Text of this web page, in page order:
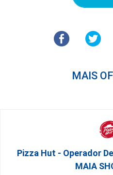
MAIS
Pizza Hut - Operador
MAIA